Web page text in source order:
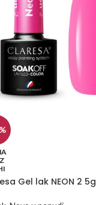
Gel lak NEON 2 5g